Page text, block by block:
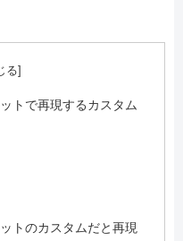
トで再現するカスタム
トのカスタムだと再現